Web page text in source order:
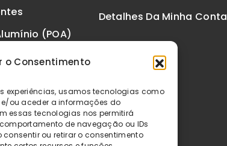
o Consentimento
experiências, usamos tecnologias como
ou aceder a informações do
essas tecnologias nos permitirá
de navegação ou IDs
consentir ou retirar o consentimento
(POA)
VOID
Detalhes Da Minha Conta